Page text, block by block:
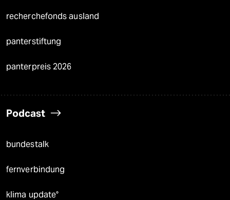
recherchefonds ausland
panterstiftung
panterpreis 2026
Podcast
bundestalk
fernverbindung
klima update°